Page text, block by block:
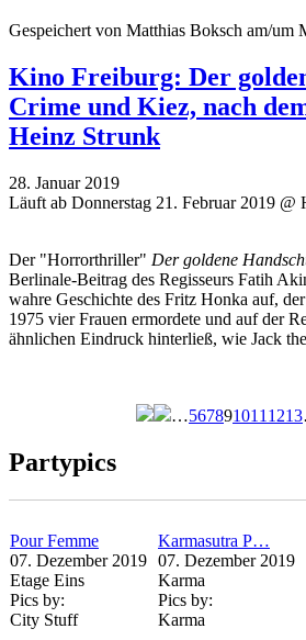
Gespeichert von Matthias Boksch am/um
Kino Freiburg: Der
Crime und Kiez, nach
Heinz Strunk
28. Januar 2019
Läuft ab Donnerstag 21. Februar 2019
Der "Horrorthriller" Der goldene
Berlinale-Beitrag des Regisseurs Fatih
wahre Geschichte des Fritz Honka auf,
1975 vier Frauen ermordete und auf der
ähnlichen Eindruck hinterließ, wie Jack
…567891011 1213
Partypics
Pour Femme
07. Dezember 2019
Etage Eins
Pics by:
City Stuff
Karmasutra P…
07. Dezember 2019
Karma
Pics by:
Karma